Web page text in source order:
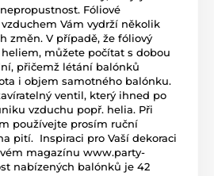
Fóliové
Vám vydrží několik
změn. V případě, že fóliový
můžete počítat s dobou
přičemž létání balónků
i objem samotného balónku.
ventil, který ihned po
vzduchu popř. helia. Při
používejte prosím ruční
pití. Inspiraci pro Vaší dekoraci
magazínu www.party-
nabízených balónků je 42